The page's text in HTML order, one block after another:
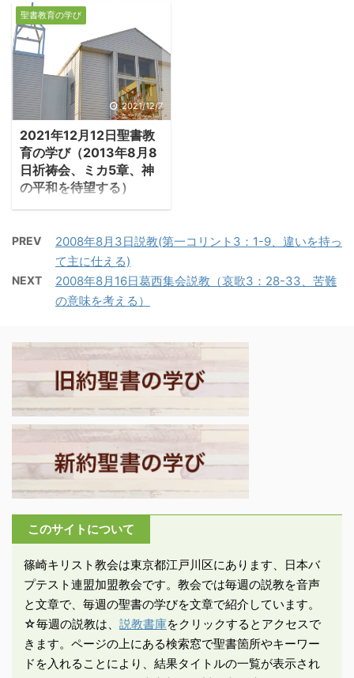
私の父の家には住む所が
たくさんある。もしなけ
れば、あなたがたのため
に場所を用意しに行くと
言ったであろう。行って
あなたがたのために場所
を用意したら、戻って来
てあなたがたを私のもと
に迎える。こう ...
む ・ファリサイ人たち
は、イエスの宣教を苦々
しく思い、行動すべてに
粗探しを始めた。彼らは
イエスの弟子たちが、安
息日に麦の穂を摘んで食
べる行為を見つけ、「安
息日には許されない労
働」と批判した。 －ルカ
6：1－2「ある安息日
に、イエスが麦畑を通っ
は麦の穂を摘み、手でも
んで食べた。ファリサイ
派のある人々が『なぜ、
安息日にしてはならない
ことを、あなたたちはす
当時の安息日禁止規定は
複雑多岐であった。「禁
じら ...
閉じた大石が転がされ、
見て驚き、ペトロたちに
めの日、朝早く、まだ暗
いうちに、マグダラのマ
リアは墓に ...
聖書教育の学び
2021/12/7
2021年12月12日聖書教
育の学び（2013年8月8
日祈祷会、ミカ5章、神
の平和を待望する）
メシア預言 ・ミカは5
げる。それはマタイ福音
書に引用され、メシアで
あるキリストの誕生を預
言するものと初代教会は
2:4-6「王は民の祭司長
たちや律法学者たちを皆
集めて、メシアはどこに
生まれることになってい
るのかと問いただした。
彼らは言った『ユダヤの
ベツレヘムです。預言者
がこう書いています。ユ
ダの地、ベツレヘムよ、
お前はユダの指導者たち
の中で決していちばん小
から指導者が現れ、私の
民イスラエルの牧者とな
るからである』 ...
PREV
2008年8月3日説教(第一コリント3：1-9、違いを持っ
て主に仕える)
NEXT
2008年8月16日葛西集会説教（哀歌3：28-33、苦難
の意味を考える）
このサイトについて
篠崎キリスト教会は東京都江戸川区にあります、日本バ
プテスト連盟加盟教会です。教会では毎週の説教を音声
と文章で、毎週の聖書の学びを文章で紹介しています。
☆毎週の説教は、 説教書庫をクリックするとアクセスで
きます。ページの上にある検索窓で聖書箇所やキーワー
ドを入れることにより、結果タイトルの一覧が表示され